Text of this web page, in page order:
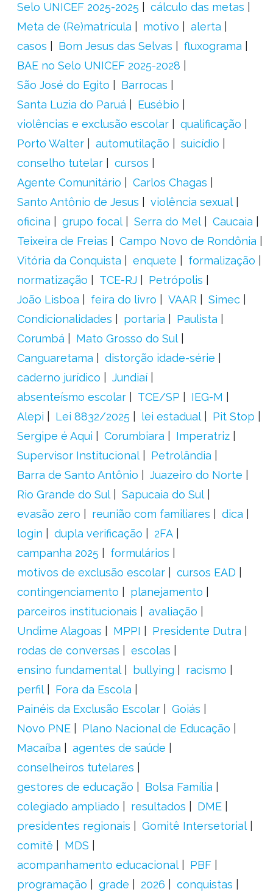
Selo UNICEF 2025-2025
cálculo das metas
Meta de (Re)matrícula
motivo
alerta
casos
Bom Jesus das Selvas
fluxograma
BAE no Selo UNICEF 2025-2028
São José do Egito
Barrocas
Santa Luzia do Paruá
Eusébio
violências e exclusão escolar
qualificação
Porto Walter
automutilação
suicídio
conselho tutelar
cursos
Agente Comunitário
Carlos Chagas
Santo Antônio de Jesus
violência sexual
oficina
grupo focal Serra do Mel
Caucaia
Teixeira de Freias
Campo Novo de Rondônia
Vitória da Conquista
enquete
formalização
normatização
TCE-RJ
Petrópolis
João Lisboa
feira do livro VAAR
Simec
Condicionalidades
portaria
Paulista
Corumbá
Mato Grosso do Sul
Canguaretama
distorção idade-série
caderno jurídico
Jundiaí
absenteísmo escolar
TCE/SP
IEG-M
Alepi
Lei 8832/2025 lei estadual
Pit Stop
Sergipe é Aqui
Corumbiara
Imperatriz
Supervisor Institucional
Petrolândia
Barra de Santo Antônio
Juazeiro do Norte
Rio Grande do Sul
Sapucaia do Sul
evasão zero
reunião com familiares
dica
login
dupla verificação
2FA
campanha 2025
formulários
motivos de exclusão escolar
cursos EAD
contingenciamento
planejamento
parceiros institucionais
avaliação
Undime Alagoas
MPPI
Presidente Dutra
rodas de conversas
escolas
ensino fundamental
bullying
racismo
perfil
Fora da Escola
Painéis da Exclusão Escolar
Goiás
Novo PNE
Plano Nacional de Educação
Macaíba
agentes de saúde
conselheiros tutelares
gestores de educação
Bolsa Família
colegiado ampliado
resultados
DME
presidentes regionais
Gomitê Intersetorial
comitê
MDS
acompanhamento educacional
PBF
programação
grade 2026 conquistas